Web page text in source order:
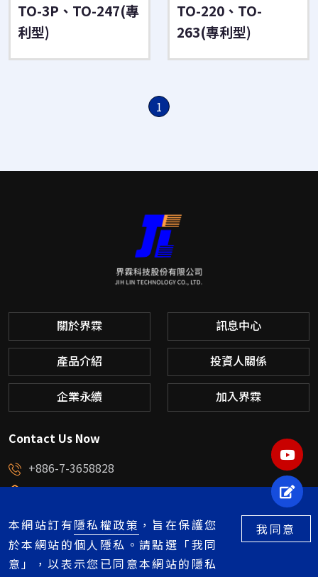
TO-3P、TO-247(專
利型)
TO-220、TO-
263(專利型)
1
關於界霖 訊息中心
產品介紹 投資人關係
企業永續 加入界霖
Contact Us Now
+886-7-3658828
service@jihlin.com.tw
高雄市楠梓區中央路58號
Copyright © 2026 界霖科技股份有限公司. All Right Reserved.Designed by
立
本網站訂有隱私權政策 ，旨在保護您
於本網站的個人隱私。請點選「我同
意」，以表示您已同意本網站的隱私
我同意